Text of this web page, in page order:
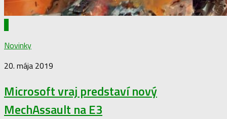
Novinky
20. mája 2019
Microsoft vraj predstaví nový
MechAssault na E3